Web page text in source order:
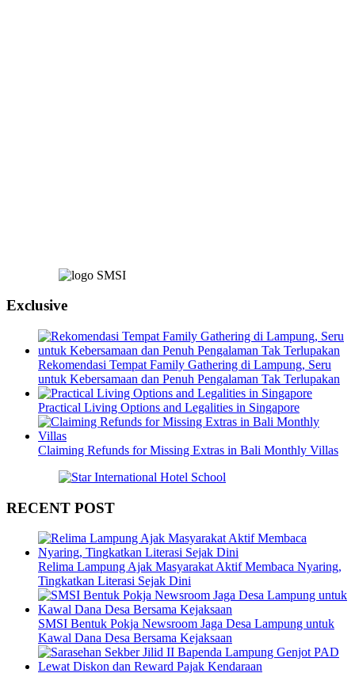
Exclusive
Rekomendasi Tempat Family Gathering di Lampung, Seru
untuk Kebersamaan dan Penuh Pengalaman Tak Terlupakan
Practical Living Options and Legalities in Singapore
Claiming Refunds for Missing Extras in Bali Monthly Villas
RECENT POST
Relima Lampung Ajak Masyarakat Aktif Membaca Nyaring,
Tingkatkan Literasi Sejak Dini
SMSI Bentuk Pokja Newsroom Jaga Desa Lampung untuk
Kawal Dana Desa Bersama Kejaksaan